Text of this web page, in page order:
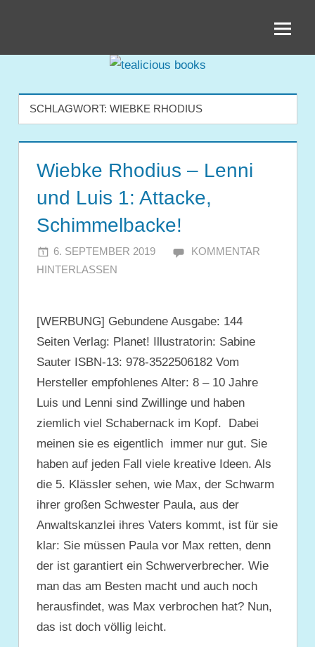
books
SCHLAGWORT: WIEBKE RHODIUS
Wiebke Rhodius – Lenni
und Luis 1: Attacke,
Schimmelbacke!
6. SEPTEMBER 2019 JULIA
KOMMENTAR
HINTERLASSEN
[WERBUNG] Gebundene Ausgabe: 144
Seiten Verlag: Planet! Illustratorin: Sabine
Sauter ISBN-13: 978-3522506182 Vom
Hersteller empfohlenes Alter: 8 – 10 Jahre
Luis und Lenni sind Zwillinge und haben
ziemlich viel Schabernack im Kopf. Dabei
meinen sie es eigentlich immer nur gut. Sie
haben auf jeden Fall viele kreative Ideen. Als
die 5. Klässler sehen, wie Max, der Schwarm
ihrer großen Schwester Paula, aus der
Anwaltskanzlei ihres Vaters kommt, ist für sie
klar: Sie müssen Paula vor Max retten, denn
der ist garantiert ein Schwerverbrecher. Wie
man das am Besten macht und auch noch
herausfindet, was Max verbrochen hat? Nun,
das ist doch völlig leicht.